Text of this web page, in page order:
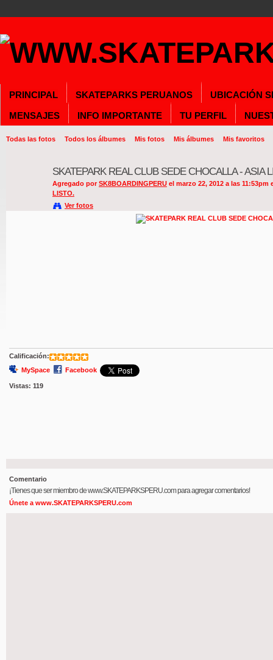
PRINCIPAL SKATEPARKS PERUANOS
UBICACIÓN
MENSAJES
INFO IMPORTANTE TU PERFIL
Todas las fotos Todos los álbumes Mis fotos Mis álbumes Mis favoritos
SKATEPARK REAL CLUB SEDE CHOCALLA - ASIA
Agregado porSK8BOARDINGPERU el marzo 22, 2012 a las 11:53pm
LISTO.
Ver fotos
Calificación:
MySpace
Facebook
Vistas: 119
Comentario
¡Tienes que ser miembro de www.SKATEPARKSPERU.com para agregar comentarios!
Únete a www.SKATEPARKSPERU.com